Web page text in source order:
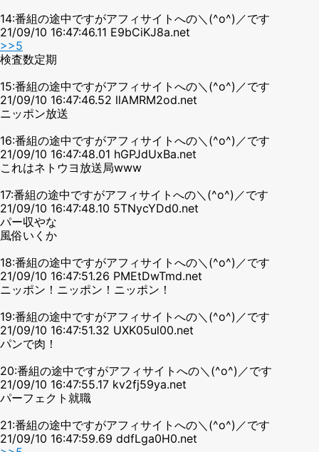
14:番組の途中ですがアフィサイトへの＼(^o^)／です
21/09/10 16:47:46.11 E9bCiKJ8a.net
>>5
検査数定期
15:番組の途中ですがアフィサイトへの＼(^o^)／です
21/09/10 16:47:46.52 llAMRM2od.net
ニッポン放送
16:番組の途中ですがアフィサイトへの＼(^o^)／です
21/09/10 16:47:48.01 hGPJdUxBa.net
これはネトウヨ放送局www
17:番組の途中ですがアフィサイトへの＼(^o^)／です
21/09/10 16:47:48.10 5TNycYDd0.net
パー収やな
風俗いくか
18:番組の途中ですがアフィサイトへの＼(^o^)／です
21/09/10 16:47:51.26 PMEtDwTmd.net
ニッポン！ニッポン！ニッポン！
19:番組の途中ですがアフィサイトへの＼(^o^)／です
21/09/10 16:47:51.32 UXK05ul00.net
パンで肉！
20:番組の途中ですがアフィサイトへの＼(^o^)／です
21/09/10 16:47:55.17 kv2fj59ya.net
パーフェクト就職
21:番組の途中ですがアフィサイトへの＼(^o^)／です
21/09/10 16:47:59.69 ddfLga0H0.net